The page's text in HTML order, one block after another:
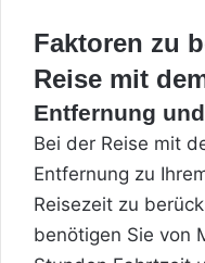
Faktoren zu
Reise mit
Entfernung
Bei der Reise mit
Entfernung zu
Reisezeit zu
benötigen Sie von